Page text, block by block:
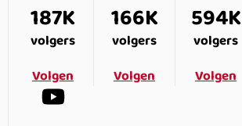
187K
volgers
Volgen
166K
volgers
Volgen
594K
volgers
Volgen